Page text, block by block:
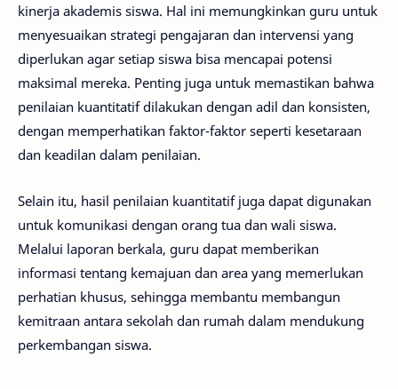
kinerja akademis siswa. Hal ini memungkinkan guru untuk
menyesuaikan strategi pengajaran dan intervensi yang
diperlukan agar setiap siswa bisa mencapai potensi
maksimal mereka. Penting juga untuk memastikan bahwa
penilaian kuantitatif dilakukan dengan adil dan konsisten,
dengan memperhatikan faktor-faktor seperti kesetaraan
dan keadilan dalam penilaian.
Selain itu, hasil penilaian kuantitatif juga dapat digunakan
untuk komunikasi dengan orang tua dan wali siswa.
Melalui laporan berkala, guru dapat memberikan
informasi tentang kemajuan dan area yang memerlukan
perhatian khusus, sehingga membantu membangun
kemitraan antara sekolah dan rumah dalam mendukung
perkembangan siswa.